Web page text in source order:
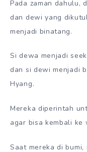
Pada zaman dahulu,
dan dewi yang
menjadi binatang.
Si dewa menjadi
dan si dewi menjadi
Hyang.
Mereka diperintah
agar bisa kembali ke
Saat mereka di